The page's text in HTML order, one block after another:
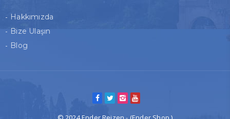
Hakkımızda
Bize Ulaşın
Blog